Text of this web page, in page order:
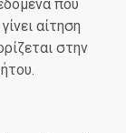
που
αίτηση
στην